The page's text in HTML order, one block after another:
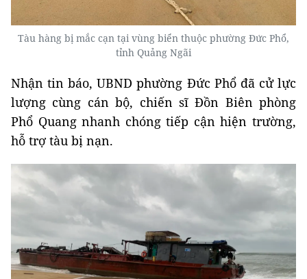
Tàu hàng bị mắc cạn tại vùng biển thuộc phường Đức Phổ,
tỉnh Quảng Ngãi
Nhận tin báo, UBND phường Đức Phổ đã cử lực
lượng cùng cán bộ, chiến sĩ Đồn Biên phòng
Phổ Quang nhanh chóng tiếp cận hiện trường,
hỗ trợ tàu bị nạn.